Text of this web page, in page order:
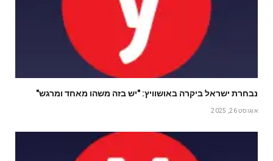
נבחרת ישראל ביקרה באושוויץ: "יש בזה משהו מאחד ומרגש"
אוגוסט 26, 2025